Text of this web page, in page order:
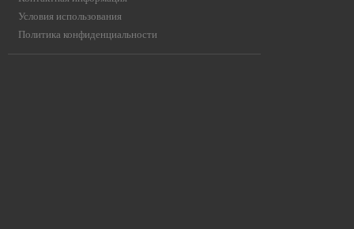
Условия использования
Политика конфиденциальности